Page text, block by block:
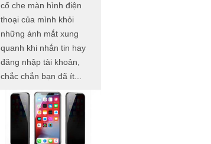
cố che màn hình điện
thoại của mình khỏi
những ánh mắt xung
quanh khi nhắn tin hay
đăng nhập tài khoản,
chắc chắn bạn đã ít...